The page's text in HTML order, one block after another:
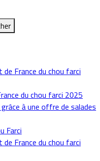
France du chou farci
du chou farci 2025
à une offre de salades
Farci
France du chou farci